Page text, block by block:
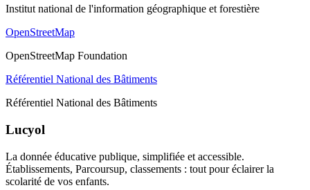
Institut national de l'information géographique et forestière
OpenStreetMap
OpenStreetMap Foundation
Référentiel National des Bâtiments
Référentiel National des Bâtiments
Lucyol
La donnée éducative publique, simplifiée et accessible.
Établissements, Parcoursup, classements : tout pour éclairer la
scolarité de vos enfants.